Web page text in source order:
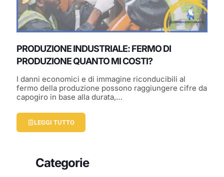
PRODUZIONE INDUSTRIALE: FERMO DI
PRODUZIONE QUANTO MI COSTI?
I danni economici e di immagine riconducibili al
fermo della produzione possono raggiungere cifre da
capogiro in base alla durata,…
LEGGI TUTTO
Categorie